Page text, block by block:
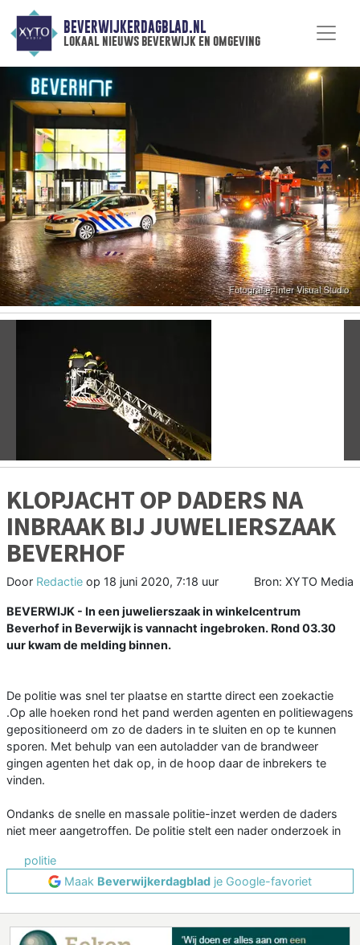
BEVERWIJKERDAGBLAD.NL
lokaal nieuws beverwijk en omgeving
KLOPJACHT OP DADERS NA
INBRAAK BIJ JUWELIERSZAAK
BEVERHOF
Door Redactie op 18 juni 2020, 7:18 uur Bron: XYTO Media
BEVERWIJK - In een juwelierszaak in winkelcentrum
Beverhof in Beverwijk is vannacht ingebroken. Rond 03.30
uur kwam de melding binnen.
De politie was snel ter plaatse en startte direct een zoekactie
.Op alle hoeken rond het pand werden agenten en politiewagens
gepositioneerd om zo de daders in te sluiten en op te kunnen
sporen. Met behulp van een autoladder van de brandweer
gingen agenten het dak op, in de hoop daar de inbrekers te
vinden.
Ondanks de snelle en massale politie-inzet werden de daders
niet meer aangetroffen. De politie stelt een nader onderzoek in
politie
Maak Beverwijkerdagblad je Google-favoriet